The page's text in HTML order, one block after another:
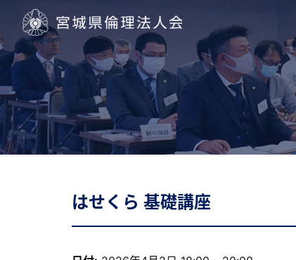
宮城県倫理法人会
はせくら 基礎講座